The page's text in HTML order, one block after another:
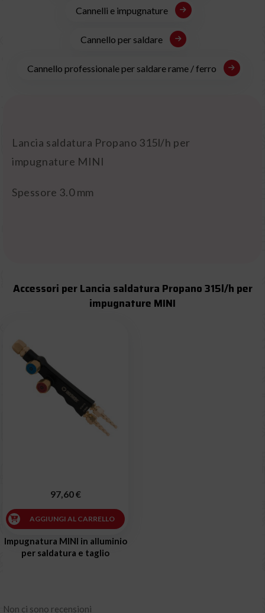
Cannelli e impugnature
Cannello per saldare
Cannello professionale per saldare rame / ferro
Lancia saldatura Propano 315l/h per
impugnature MINI
Spessore 3.0 mm
Accessori per Lancia saldatura Propano 315l/h per
impugnature MINI
Impugnatura MINI in alluminio
per saldatura e taglio
97,60 €
AGGIUNGI AL CARRELLO
Non ci sono recensioni